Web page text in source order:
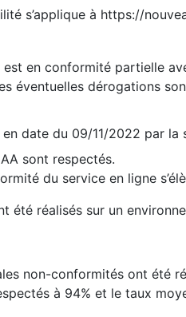
s’applique à https://
est en conformité partielle
éventuelles dérogations
en date du 09/11/2022 par
sont respectés.
du service en ligne
été réalisés sur un
non-conformités ont été
à 94% et le taux